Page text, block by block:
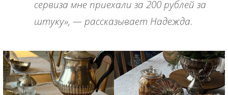
сервиза мне приехали за 200 рублей за
штуку», — рассказывает Надежда.